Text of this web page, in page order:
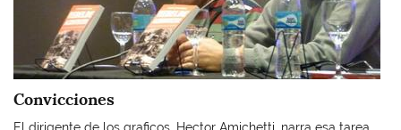
Convicciones